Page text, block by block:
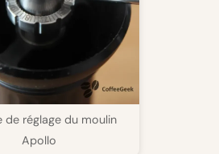
de réglage du moulin
Apollo